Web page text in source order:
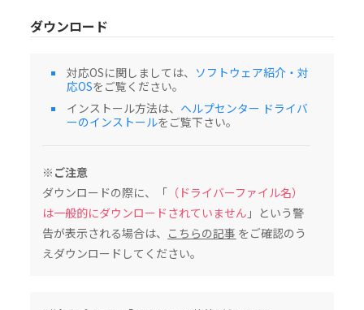
フトウェアをインストールする場合、お客様とはその所属される企業又は団体を指し
ソフトウェアをインストール又は使用されることについて、お客様と村田機械株式会
「村田機械」という）の間の法律関係を定める為の使用許諾契約です。
れた、若しくは提供されたすべての修正、バグ修正、強化、アップデート及びその他
ます。
1.2 本ソフトウェアをダウンロード、インストール又は使用した時点で、お客様は、
証、責任の制限等を含む本契約書の条項に同意したものとします。本契約書の条項に
場合は、本ソフトウェアをダウンロード、インストール及び使用することはできませ
２．知的財産権及び所有権
３．ライセンス許諾
本契約書の全条項に従い、村田機械は、対応する村田機械の、又は村田機械が承認し
び通信機器の機能を少なくとも一つを備えた機器（以下、「本製品」という）を、本
た国内で使用する目的においてのみ本ソフトウェアを使用できる非独占的なライセン
許諾するものとします。（本条項の目的上、欧州経済地域は「国」として扱われるも
４．制限
4.1 お客様は、本契約書の条項に従って本ソフトウェアを使用するものとします。
4.2 お客様は、インストールガイド、製品マニュアル、「ReadMe」ファイル等の補
された、又は別の方法で伝えられた、技術説明、制限事項、注意点に従って本ソフト
ダウンロード
対応OSに関しましては、 ソフトウェア紹介・対
応OSをご覧ください。
インストール方法は、 ヘルプセンター ドライバ
ーのインストールをご覧下さい。
※ご注意
ダウンロードの際に、「 （ドライバーファイル名）
は一般的にダウンロードされていません 」という警
告が表示される場合は、 こちらの記事 をご確認のう
えダウンロードしてください。